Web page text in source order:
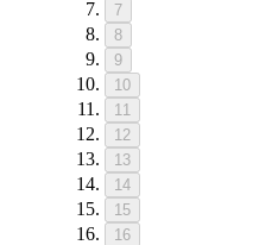
7
8
9
10
11
12
13
14
15
16